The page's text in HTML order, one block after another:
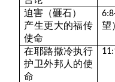
迫害（砸石）
产生更大的福传
使命
望
在耶路撒冷执行
护卫外邦人的使
命